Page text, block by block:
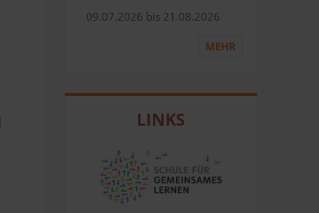
09.​07.​2026 bis 21.​08.​2026
MEHR
LINKS